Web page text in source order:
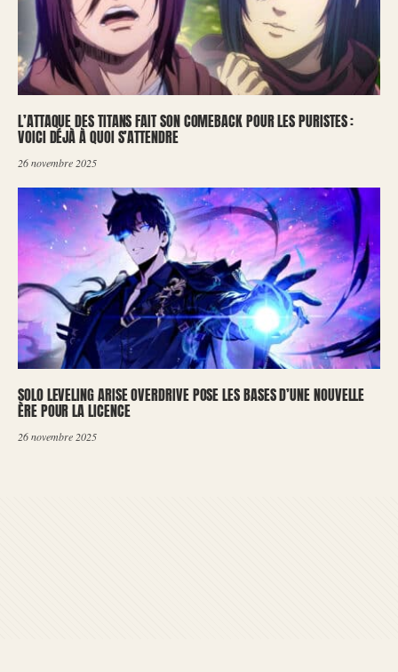
L’ATTAQUE DES TITANS FAIT SON COMEBACK POUR LES PURISTES :
VOICI DÉJÀ À QUOI S’ATTENDRE
26 novembre 2025
SOLO LEVELING ARISE OVERDRIVE POSE LES BASES D’UNE NOUVELLE
ÈRE POUR LA LICENCE
26 novembre 2025